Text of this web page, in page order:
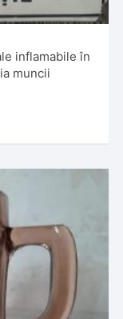
inflamabile în
muncii